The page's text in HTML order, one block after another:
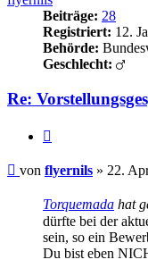
Beiträge: 28
Registriert: 12.
Behörde:
Geschlecht:
Re:
Beitrag
von flyernils » 22.
Torquemada hat
dürfte bei der
sein, so ein
Du bist eben